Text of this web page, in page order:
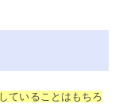
ていることはもちろ